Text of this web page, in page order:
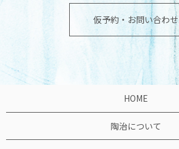
仮予約・お問い合わせ
HOME
陶治について